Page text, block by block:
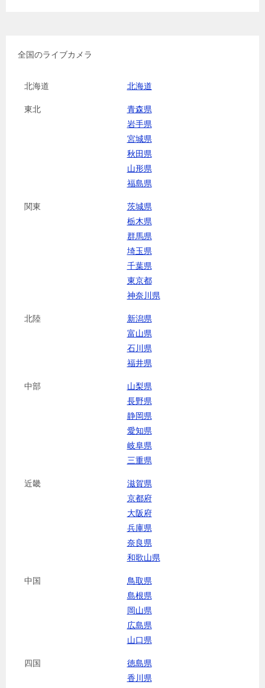
全国のライブカメラ
北海道 北海道
東北
青森県
岩手県
宮城県
秋田県
山形県
福島県
関東
茨城県
栃木県
群馬県
埼玉県
千葉県
東京都
神奈川県
北陸
新潟県
富山県
石川県
福井県
中部
山梨県
長野県
静岡県
愛知県
岐阜県
三重県
近畿
滋賀県
京都府
大阪府
兵庫県
奈良県
和歌山県
中国
鳥取県
島根県
岡山県
広島県
山口県
四国
徳島県
香川県